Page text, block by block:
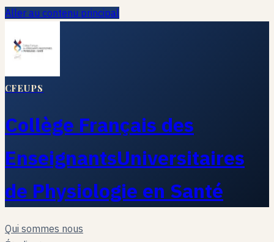
Aller au contenu principal
CFEUPS
Collège Français des
EnseignantsUniversitaires
de Physiologie en Santé
Qui sommes nous